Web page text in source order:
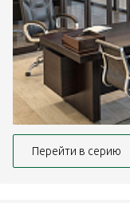
Перейти в серию